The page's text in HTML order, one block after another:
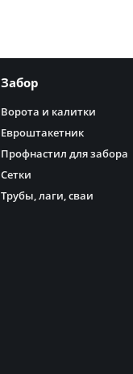
Забор
Ворота и калитки
Евроштакетник
Профнастил для забора
Сетки
Трубы, лаги, сваи